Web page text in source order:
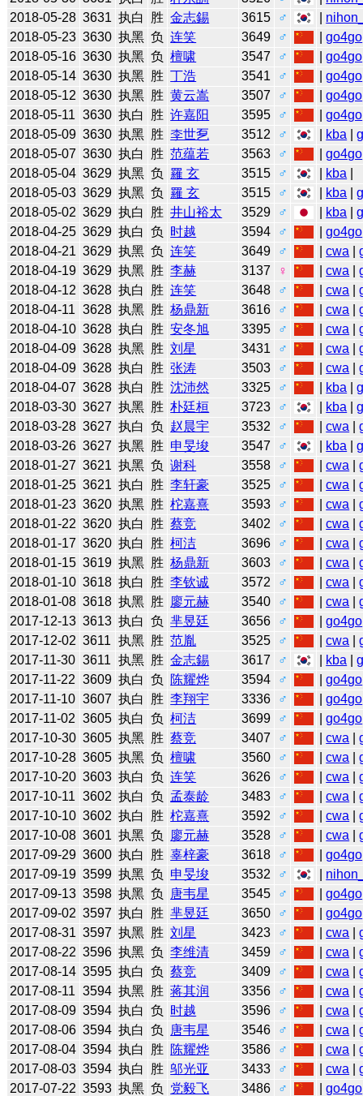
2018-05-28 3631 执白 胜 金志錫 3615 ♂
2018-05-23 3630 执黑 负 连笑 3649 ♂ |go4go
2018-05-16 3630 执黑 负 檀啸 3547 ♂ |go4go
2018-05-14 3630 执黑 胜 丁浩 3541 ♂ |go4go
2018-05-12 3630 执黑 胜 黄云嵩 3507 ♂ |go4go
2018-05-11 3630 执白 胜 许嘉阳 3595 ♂ |go4go
2018-05-09 3630 执黑 胜 李世乭 3512 ♂ kba |
2018-05-07 3630 执白 胜 范蕴若 3563 ♂ |go4go
2018-05-04 3629 执黑 负 羅 玄 3515 ♂ kba
2018-05-03 3629 执黑 负 羅 玄 3515 ♂ kba |
2018-05-02 3629 执白 胜 井山裕太 3529 ♂ kba |
2018-04-25 3629 执白 负 时越 3594 ♂ |go4go
2018-04-21 3629 执黑 负 连笑 3649 ♂ |cwa |
2018-04-19 3629 执黑 胜 李赫 3137 ♀ |cwa |
2018-04-12 3628 执白 胜 连笑 3648 ♂ |cwa |
2018-04-11 3628 执黑 胜 杨鼎新 3616 ♂ |cwa |
2018-04-10 3628 执白 胜 安冬旭 3395 ♂ |cwa |
2018-04-09 3628 执黑 胜 刘星 3431 ♂ |cwa |
2018-04-09 3628 执白 胜 张涛 3503 ♂ |cwa |
2018-04-07 3628 执白 胜 沈沛然 3325 ♂ kba |
2018-03-30 3627 执黑 胜 朴廷桓 3723 ♂ kba |
2018-03-28 3627 执白 负 赵晨宇 3532 ♂ |cwa |
2018-03-26 3627 执黑 胜 申旻埈 3547 ♂ kba |
2018-01-27 3621 执黑 负 谢科 3558 ♂ |cwa |
2018-01-25 3621 执白 胜 李轩豪 3525 ♂ |cwa |
2018-01-23 3620 执黑 胜 柁嘉熹 3593 ♂ |cwa |
2018-01-22 3620 执白 胜 蔡竞 3402 ♂ |cwa |
2018-01-17 3620 执白 胜 柯洁 3696 ♂ |cwa |
2018-01-15 3619 执黑 胜 杨鼎新 3603 ♂ |cwa |
2018-01-10 3618 执白 胜 李钦诚 3572 ♂ |cwa |
2018-01-08 3618 执黑 胜 廖元赫 3540 ♂ |cwa |
2017-12-13 3613 执白 负 芈昱廷 3656 ♂ |go4go
2017-12-02 3611 执黑 胜 范胤 3525 ♂ |cwa |
2017-11-30 3611 执黑 胜 金志錫 3617 ♂ kba |
2017-11-22 3609 执白 负 陈耀烨 3594 ♂ |go4go
2017-11-10 3607 执白 胜 李翔宇 3336 ♂ |go4go
2017-11-02 3605 执白 负 柯洁 3699 ♂ |go4go
2017-10-30 3605 执黑 胜 蔡竞 3407 ♂ |cwa |
2017-10-28 3605 执黑 负 檀啸 3560 ♂ |cwa |
2017-10-20 3603 执白 负 连笑 3626 ♂ |cwa |
2017-10-11 3602 执白 负 孟泰龄 3483 ♂ |cwa |
2017-10-10 3602 执白 胜 柁嘉熹 3592 ♂ |cwa |
2017-10-08 3601 执黑 负 廖元赫 3528 ♂ |cwa |
2017-09-29 3600 执白 胜 辜梓豪 3618 ♂ |go4go
2017-09-19 3599 执黑 负 申旻埈 3532 ♂
2017-09-13 3598 执黑 负 唐韦星 3545 ♂ |go4go
2017-09-02 3597 执白 胜 芈昱廷 3650 ♂ |go4go
2017-08-31 3597 执黑 胜 刘星 3423 ♂ |cwa |
2017-08-22 3596 执黑 负 李维清 3459 ♂ |cwa |
2017-08-14 3595 执白 负 蔡竞 3409 ♂ |cwa |
2017-08-11 3594 执黑 胜 蒋其润 3356 ♂ |cwa |
2017-08-09 3594 执白 负 时越 3596 ♂ |cwa |
2017-08-06 3594 执白 负 唐韦星 3546 ♂ |cwa |
2017-08-04 3594 执白 胜 陈耀烨 3586 ♂ |cwa |
2017-08-03 3594 执白 胜 邬光亚 3433 ♂ |cwa |
2017-07-22 3593 执黑 负 党毅飞 3486 ♂ |go4go